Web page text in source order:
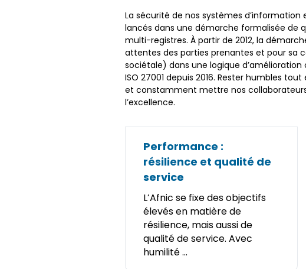
La sécurité de nos systèmes
lancés dans une démarche formalisée de
multi-registres. À partir de 2012, la
attentes des parties prenantes et pour sa
sociétale) dans une logique
ISO 27001 depuis 2016. Rester humbles
et constamment mettre nos
l’excellence.
Performance :
résilience et qualité de
service
L’Afnic se fixe des objectifs
élevés en matière de
résilience, mais aussi de
qualité de service. Avec
humilité ...